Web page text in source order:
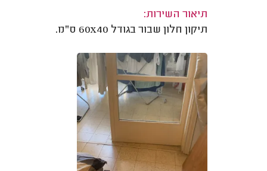
תיאור השירות:
תיקון חלון שבור בגודל 60x40 ס"מ.